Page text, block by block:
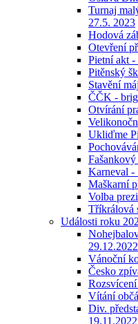
Turnaj
27.5. 2023
Hodová
Otevření
Pietní akt
Pitěnský
Stavění
ČČK -
Otvírání
Ukliďme
Karneval -
Maškarní
Volba
Tříkrálová
Události roku
29.12.2022
Vánoční
Česko
Vítání
Div.
19.11.2022